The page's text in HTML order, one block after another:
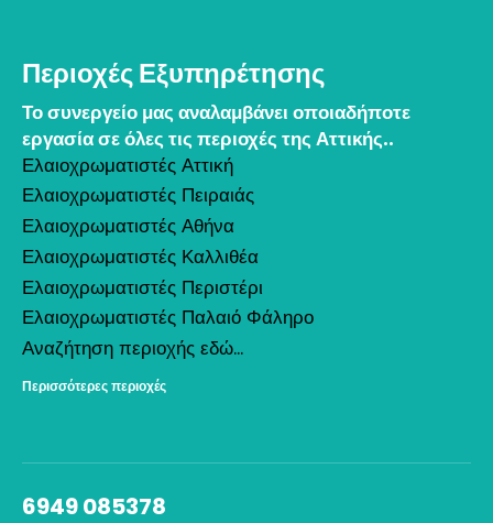
Περιοχές Εξυπηρέτησης
Το συνεργείο μας αναλαμβάνει οποιαδήποτε
εργασία σε όλες τις περιοχές της Αττικής..
Ελαιοχρωματιστές Αττική
Ελαιοχρωματιστές Πειραιάς
Ελαιοχρωματιστές Αθήνα
Ελαιοχρωματιστές Καλλιθέα
Ελαιοχρωματιστές Περιστέρι
Ελαιοχρωματιστές Παλαιό Φάληρο
Αναζήτηση περιοχής εδώ...
Περισσότερες περιοχές
6949 085378